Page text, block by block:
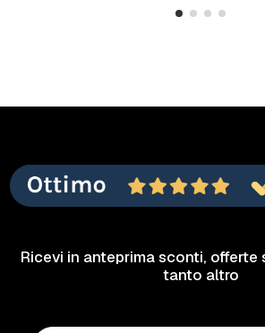
Ricevi in anteprima sconti, offerte
tanto altro